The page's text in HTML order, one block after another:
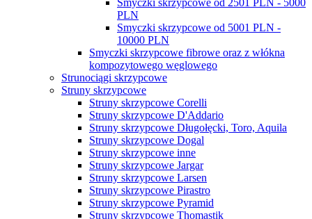
Smyczki skrzypcowe od 2501 PLN - 5000
PLN
Smyczki skrzypcowe od 5001 PLN -
10000 PLN
Smyczki skrzypcowe fibrowe oraz z włókna
kompozytowego węglowego
Strunociągi skrzypcowe
Struny skrzypcowe
Struny skrzypcowe Corelli
Struny skrzypcowe D'Addario
Struny skrzypcowe Długołęcki, Toro, Aquila
Struny skrzypcowe Dogal
Struny skrzypcowe inne
Struny skrzypcowe Jargar
Struny skrzypcowe Larsen
Struny skrzypcowe Pirastro
Struny skrzypcowe Pyramid
Struny skrzypcowe Thomastik